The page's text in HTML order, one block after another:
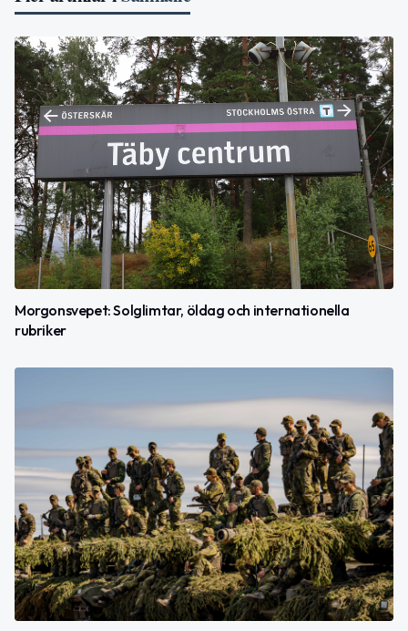
Morgonsvepet: Solglimtar, öldag och internationella
rubriker